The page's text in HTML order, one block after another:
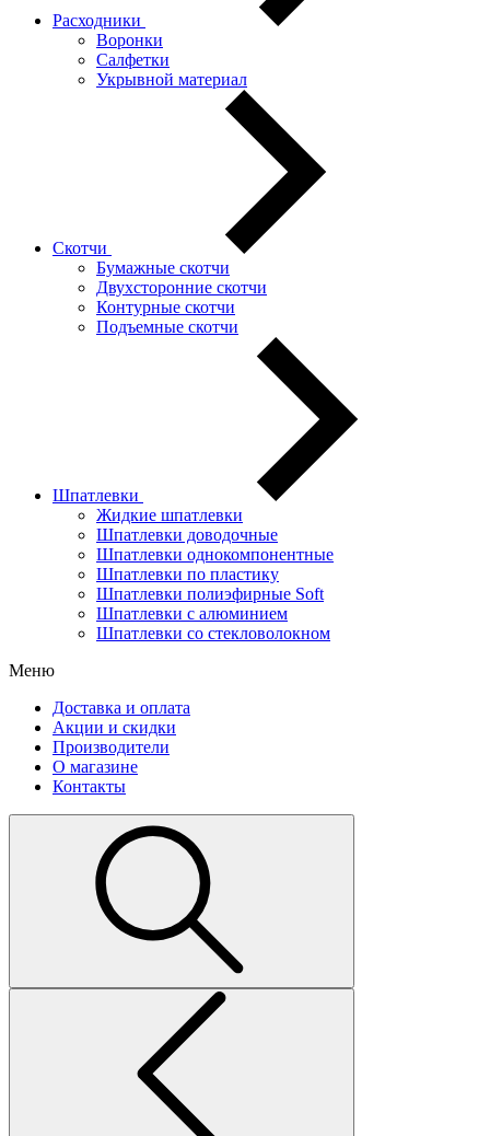
Расходники
Воронки
Салфетки
Укрывной материал
Скотчи
Бумажные скотчи
Двухсторонние скотчи
Контурные скотчи
Подъемные скотчи
Шпатлевки
Жидкие шпатлевки
Шпатлевки доводочные
Шпатлевки однокомпонентные
Шпатлевки по пластику
Шпатлевки полиэфирные Soft
Шпатлевки с алюминием
Шпатлевки со стекловолокном
Меню
Доставка и оплата
Акции и скидки
Производители
О магазине
Контакты